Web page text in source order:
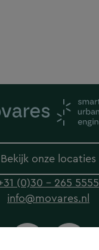
Bekijk onze locaties
(0)30 - 265 5555
info@movares.nl